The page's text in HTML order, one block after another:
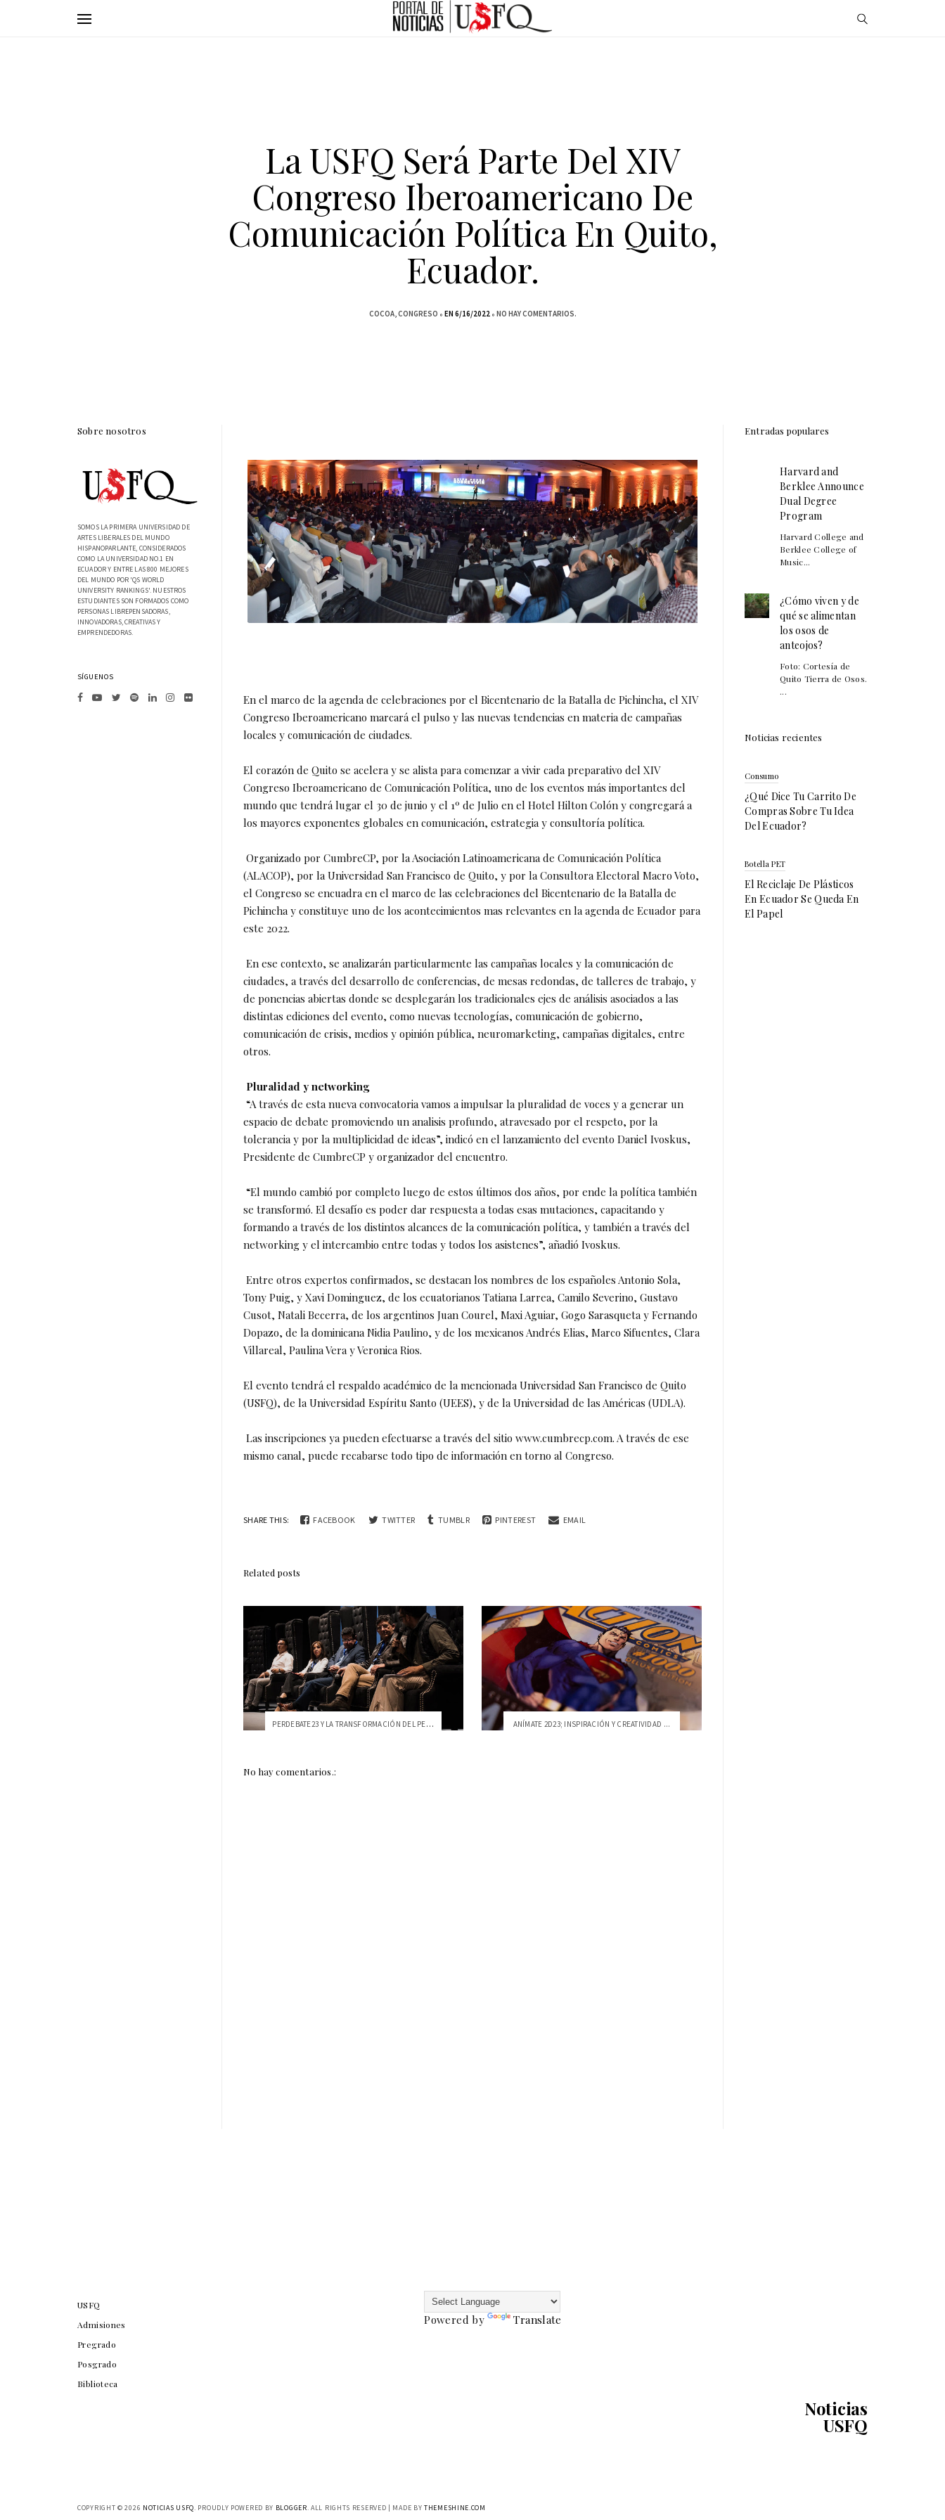
La USFQ Será Parte Del XIV
Congreso Iberoamericano De
Comunicación Política En Quito,
Ecuador.
COCOA CONGRESO EN 6/16/2022 NO HAY COMENTARIOS.
En el marco de la agenda de celebraciones por el Bicentenario de la Batalla de Pichincha, el XIV
Congreso Iberoamericano marcará el pulso y las nuevas tendencias en materia de campañas
locales y comunicación de ciudades.
El corazón de Quito se acelera y se alista para comenzar a vivir cada preparativo del XIV
Congreso Iberoamericano de Comunicación Política, uno de los eventos más importantes del
mundo que tendrá lugar el 30 de junio y el 1º de Julio en el Hotel Hilton Colón y congregará a
los mayores exponentes globales en comunicación, estrategia y consultoría política.
Organizado por CumbreCP, por la Asociación Latinoamericana de Comunicación Política
(ALACOP), por la Universidad San Francisco de Quito, y por la Consultora Electoral Macro Voto,
el Congreso se encuadra en el marco de las celebraciones del Bicentenario de la Batalla de
Pichincha y constituye uno de los acontecimientos mas relevantes en la agenda de Ecuador para
este 2022.
En ese contexto, se analizarán particularmente las campañas locales y la comunicación de
ciudades, a través del desarrollo de conferencias, de mesas redondas, de talleres de trabajo, y
de ponencias abiertas donde se desplegarán los tradicionales ejes de análisis asociados a las
distintas ediciones del evento, como nuevas tecnologías, comunicación de gobierno,
comunicación de crisis, medios y opinión pública, neuromarketing, campañas digitales, entre
otros.
Pluralidad y networking
“A través de esta nueva convocatoria vamos a impulsar la pluralidad de voces y a generar un
espacio de debate promoviendo un analisis profundo, atravesado por el respeto, por la
tolerancia y por la multiplicidad de ideas”, indicó en el lanzamiento del evento Daniel Ivoskus,
Presidente de CumbreCP y organizador del encuentro.
“El mundo cambió por completo luego de estos últimos dos años, por ende la política también
se transformó. El desafío es poder dar respuesta a todas esas mutaciones, capacitando y
formando a través de los distintos alcances de la comunicación política, y también a través del
networking y el intercambio entre todas y todos los asistenes”, añadió Ivoskus.
Entre otros expertos confirmados, se destacan los nombres de los españoles Antonio Sola,
Tony Puig, y Xavi Dominguez, de los ecuatorianos Tatiana Larrea, Camilo Severino, Gustavo
Cusot, Natali Becerra, de los argentinos Juan Courel, Maxi Aguiar, Gogo Sarasqueta y Fernando
Dopazo, de la dominicana Nidia Paulino, y de los mexicanos Andrés Elias, Marco Sifuentes, Clara
Villareal, Paulina Vera y Veronica Rios.
El evento tendrá el respaldo académico de la mencionada Universidad San Francisco de Quito
(USFQ), de la Universidad Espíritu Santo (UEES), y de la Universidad de las Américas (UDLA).
Las inscripciones ya pueden efectuarse a través del sitio www.cumbrecp.com. A través de ese
mismo canal, puede recabarse todo tipo de información en torno al Congreso.
SHARE THIS: FACEBOOK TWITTER TUMBLR PINTEREST EMAIL
Related posts
PERDEBATE23 Y LA TRANSFORMACIÓN DEL PERIODISMO ANÍMATE 2D23; INSPIRACIÓN Y CREATIVIDAD ...
No hay comentarios.:
Sobre nosotros
SOMOS LA PRIMERA UNIVERSIDAD DE
ARTES LIBERALES DEL MUNDO
HISPANOPARLANTE, CONSIDERADOS
COMO LA UNIVERSIDAD NO.1 EN
ECUADOR Y ENTRE LAS 800 MEJORES
DEL MUNDO POR 'QS WORLD
UNIVERSITY RANKINGS'. NUESTROS
ESTUDIANTES SON FORMADOS COMO
PERSONAS LIBREPENSADORAS,
INNOVADORAS, CREATIVAS Y
EMPRENDEDORAS.
SÍGUENOS
Entradas populares
Harvard and
Berklee Announce
Dual Degree
Program
Harvard College and
Berklee College of
Music...
¿Cómo viven y de
qué se alimentan
los osos de
anteojos?
Foto: Cortesía de
Quito Tierra de Osos.
...
Noticias recientes
Consumo
¿Qué Dice Tu Carrito De
Compras Sobre Tu Idea
Del Ecuador?
Botella PET
El Reciclaje De Plásticos
En Ecuador Se Queda En
El Papel
USFQ
Admisiones
Pregrado
Posgrado
Biblioteca
Powered by Translate
Noticias
USFQ
COPYRIGHT ©2026 NOTICIAS USFQ. PROUDLY POWERED BY BLOGGER. ALL RIGHTS RESERVED | MADE BYTHEMESHINE.COM